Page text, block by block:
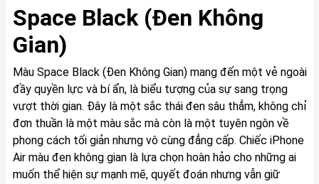
Space Black (Đen Không
Gian)
Màu Space Black (Đen Không Gian) mang đến một vẻ ngoài
đầy quyền lực và bí ẩn, là biểu tượng của sự sang trọng
vượt thời gian. Đây là một sắc thái đen sâu thẳm, không chỉ
đơn thuần là một màu sắc mà còn là một tuyên ngôn về
phong cách tối giản nhưng vô cùng đẳng cấp. Chiếc iPhone
Air màu đen không gian là lựa chọn hoàn hảo cho những ai
muốn thể hiện sự mạnh mẽ, quyết đoán nhưng vẫn giữ